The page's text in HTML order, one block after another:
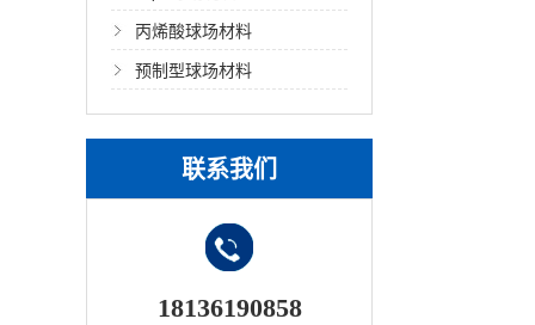
丙烯酸球场材料
预制型球场材料
联系我们
18136190858